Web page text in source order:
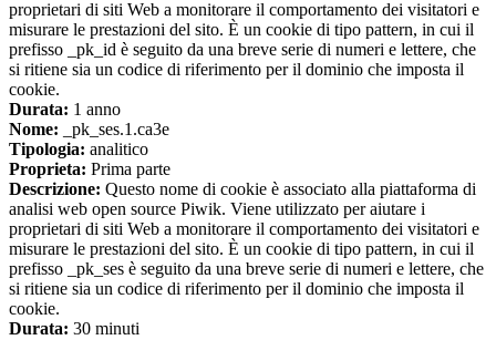
proprietari di siti Web a monitorare il comportamento dei visitatori e
misurare le prestazioni del sito. È un cookie di tipo pattern, in cui il
prefisso _pk_id è seguito da una breve serie di numeri e lettere, che
si ritiene sia un codice di riferimento per il dominio che imposta il
cookie.
Durata: 1 anno
Nome: _pk_ses.1.ca3e
Tipologia: analitico
Proprieta: Prima parte
Descrizione: Questo nome di cookie è associato alla piattaforma di
analisi web open source Piwik. Viene utilizzato per aiutare i
proprietari di siti Web a monitorare il comportamento dei visitatori e
misurare le prestazioni del sito. È un cookie di tipo pattern, in cui il
prefisso _pk_ses è seguito da una breve serie di numeri e lettere, che
si ritiene sia un codice di riferimento per il dominio che imposta il
cookie.
Durata: 30 minuti